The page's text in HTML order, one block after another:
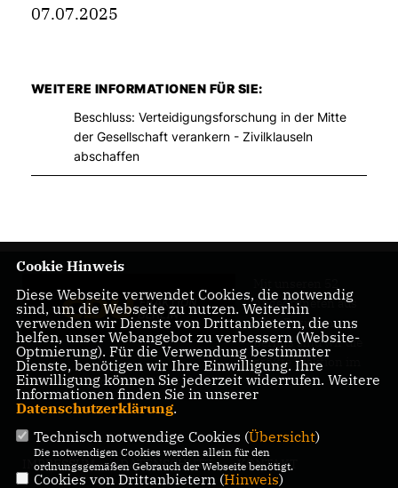
07.07.2025
WEITERE INFORMATIONEN FÜR SIE:
Beschluss: Verteidigungsforschung in der Mitte
der Gesellschaft verankern - Zivilklauseln
abschaffen
Abgeordneten aus
allen Bezirken
Berlins sind wir die
größte Fraktion im
Berliner Abgeordnetenhaus.
IMPRESSUM DATENSCHUTZ KONTAKT
Cookie Hinweis
Diese Webseite verwendet Cookies, die notwendig
sind, um die Webseite zu nutzen. Weiterhin
verwenden wir Dienste von Drittanbietern, die uns
helfen, unser Webangebot zu verbessern (Website-
Optmierung). Für die Verwendung bestimmter
Dienste, benötigen wir Ihre Einwilligung. Ihre
Einwilligung können Sie jederzeit widerrufen. Weitere
Informationen finden Sie in unserer
Datenschutzerklärung.
Technisch notwendige Cookies (Übersicht)
Die notwendigen Cookies werden allein für den
ordnungsgemäßen Gebrauch der Webseite benötigt.
Cookies von Drittanbietern (Hinweis)